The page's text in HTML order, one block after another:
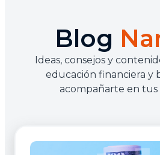
Blog
Ideas, consejos y
educación financiera y
acompañarte en tus